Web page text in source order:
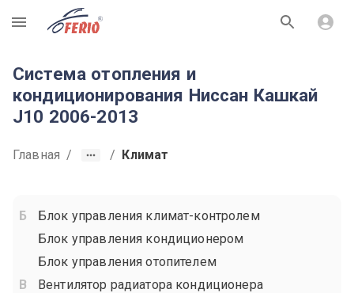
R
Система отопления и
кондиционирования Ниссан Кашкай
J10 2006-2013
Главная / / Климат
Блок управления климат-контролем
Блок управления кондиционером
Блок управления отопителем
Вентилятор радиатора кондиционера